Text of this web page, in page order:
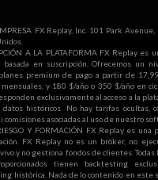
FX Replay, Inc. 101 Park
A LA PLATAFORMA FX Replay
basada en suscripción. Ofrecemos un
premium de pago a partir de
y 180 $/año o 350 $/año en
exclusivamente al acceso a la
históricos. No hay tarifas ocultas,
comisiones asociadas al uso de nuestro
Y FORMACIÓN FX Replay es
FX Replay no es un bróker, no
y no gestiona fondos de clientes. Todas
tienen backtesting
histórica. Nada de lo contenido en este